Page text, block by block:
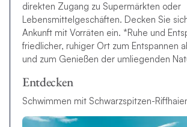
direkten Zugang zu Supermärkten oder
Lebensmittelgeschäften. Decken Sie
Ankunft mit Vorräten ein. *Ruhe und
friedlicher, ruhiger Ort zum Entspannen
und zum Genießen der umliegenden
Entdecken
Schwimmen mit Schwarzspitzen-